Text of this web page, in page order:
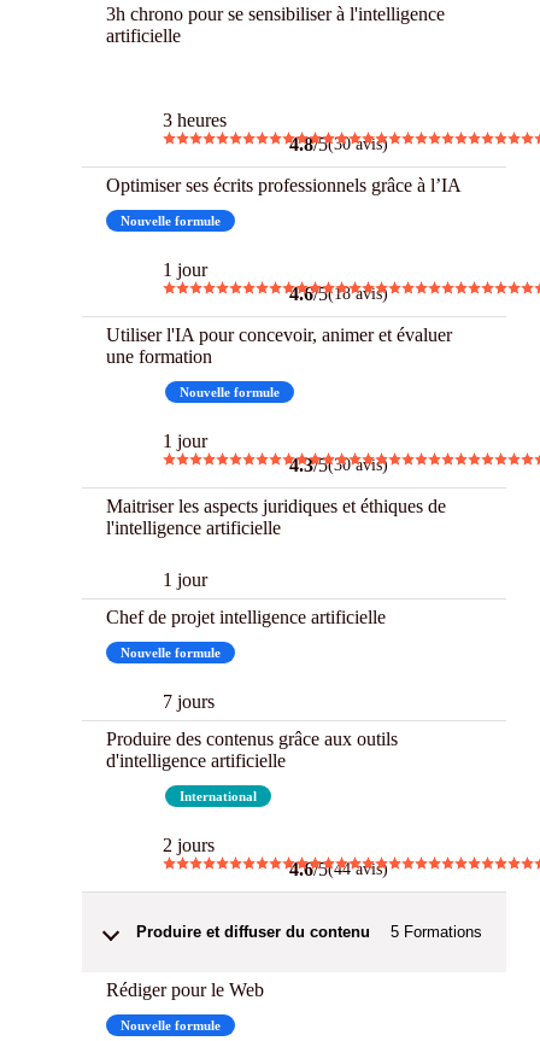
3h chrono pour se sensibiliser à l'intelligence
artificielle
3 heures
4.8/5(30 avis)
Optimiser ses écrits professionnels grâce à l’IA
Nouvelle formule
1 jour
4.6/5(18 avis)
Utiliser l'IA pour concevoir, animer et évaluer
une formation
Nouvelle formule
1 jour
4.3/5(30 avis)
Maitriser les aspects juridiques et éthiques de
l'intelligence artificielle
1 jour
Chef de projet intelligence artificielle
Nouvelle formule
7 jours
Produire des contenus grâce aux outils
d'intelligence artificielle
International
2 jours
4.6/5(44 avis)
Produire et diffuser du contenu 5 Formations
Rédiger pour le Web
Nouvelle formule